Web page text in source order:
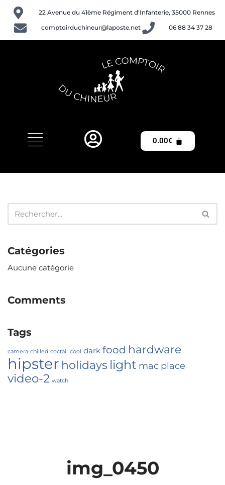
Aller
au
22 Avenue du 41ème Régiment d'Infanterie, 35000 Rennes
comptoirduchineur@laposte.net
06 88 34 37 28
0.00€
Catégories
Aucune catégorie
Comments
Tags
camera chilled coctail cool dark food hardware
hipster holidays light mac place
video-2 watch
img_0450